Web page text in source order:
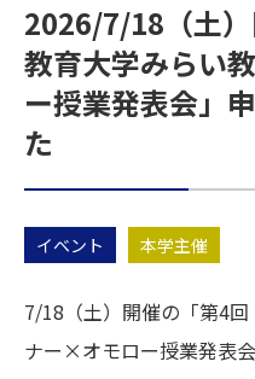
2026/7/18（土
教育大学みらい
ー授業発表会」
た
イベント 本学主催
7/18（土）開催の「第4
ナー×オモロー授業発表